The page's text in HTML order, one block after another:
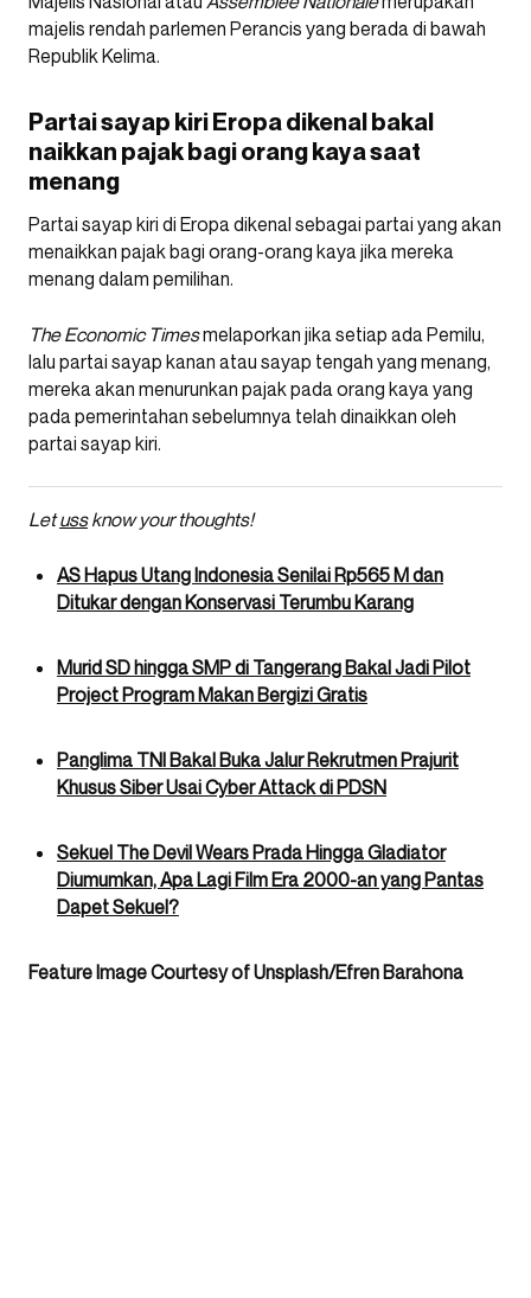
majelis rendah parlemen Perancis yang berada di bawah
Republik Kelima.
Partai sayap kiri Eropa dikenal bakal
naikkan pajak bagi orang kaya saat
menang
Partai sayap kiri di Eropa dikenal sebagai partai yang akan
menaikkan pajak bagi orang-orang kaya jika mereka
menang dalam pemilihan.
The Economic Timesmelaporkan jika setiap ada Pemilu,
lalu partai sayap kanan atau sayap tengah yang menang,
mereka akan menurunkan pajak pada orang kaya yang
pada pemerintahan sebelumnya telah dinaikkan oleh
partai sayap kiri.
Letussknow your thoughts!
AS Hapus Utang Indonesia Senilai Rp565 M dan
Ditukar dengan Konservasi Terumbu Karang
Murid SD hingga SMP di Tangerang Bakal Jadi Pilot
Project Program Makan Bergizi Gratis
Panglima TNI Bakal Buka Jalur Rekrutmen Prajurit
Khusus Siber Usai Cyber Attack di PDSN
Sekuel The Devil Wears Prada Hingga Gladiator
Diumumkan, Apa Lagi Film Era 2000-an yang Pantas
Dapet Sekuel?
Feature Image Courtesy of Unsplash/Efren Barahona